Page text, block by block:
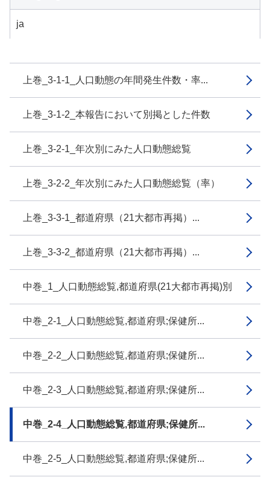
上巻_3-1-1_人口動態の年間発生件数・率...
上巻_3-1-2_本報告において別掲とした件数
上巻_3-2-1_年次別にみた人口動態総覧
上巻_3-2-2_年次別にみた人口動態総覧（率）
上巻_3-3-1_都道府県（21大都市再掲）...
上巻_3-3-2_都道府県（21大都市再掲）...
中巻_1_人口動態総覧,都道府県(21大都市再掲)別
中巻_2-1_人口動態総覧,都道府県;保健所...
中巻_2-2_人口動態総覧,都道府県;保健所...
中巻_2-3_人口動態総覧,都道府県;保健所...
中巻_2-4_人口動態総覧,都道府県;保健所...
中巻_2-5_人口動態総覧,都道府県;保健所...
ja